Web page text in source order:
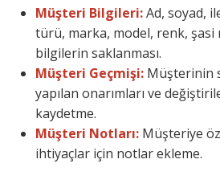
Müşteri Bilgileri:Ad, soyad,
türü, marka, model, renk, şasi
bilgilerin saklanması.
Müşteri Geçmişi: Müşterinin
yapılan onarımları ve
kaydetme.
Müşteri Notları: Müşteriye
ihtiyaçlar için notlar ekleme.